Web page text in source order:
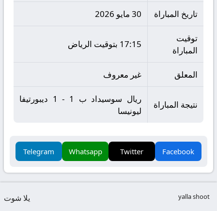
تاريخ المباراة 30 مايو 2026
توقيت
المباراة
17:15 بتوقيت الرياض
المعلق غير معروف
نتيجة المباراة
ريال سوسيداد ب 1 - 1 ديبورتيفا
ليونيسا
Facebook
Twitter
Whatsapp
Telegram
yalla shoot يلا شوت